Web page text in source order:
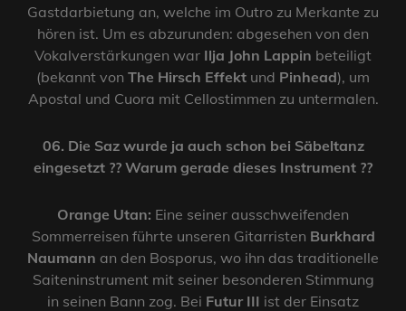
Gastdarbietung an, welche im Outro zu Merkante zu
hören ist. Um es abzurunden: abgesehen von den
Vokalverstärkungen war Ilja John Lappin beteiligt
(bekannt von The Hirsch Effekt und Pinhead), um
Apostal und Cuora mit Cellostimmen zu untermalen.
06. Die Saz wurde ja auch schon bei Säbeltanz
eingesetzt ?? Warum gerade dieses Instrument ??
Orange Utan: Eine seiner ausschweifenden
Sommerreisen führte unseren Gitarristen Burkhard
Naumann an den Bosporus, wo ihn das traditionelle
Saiteninstrument mit seiner besonderen Stimmung
in seinen Bann zog. Bei Futur III ist der Einsatz